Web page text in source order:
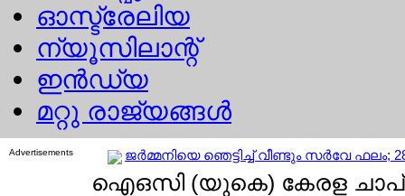
ഓസ്ട്രേലിയ
ന്യൂസിലാന്റ്
ഇന്‍ഡ്യ
മറ്റു രാജ്യങ്ങള്‍
Advertisements ജര്‍മ്മനിയെ ഞെട്ടിച്ച് വീണ്ടും സര്‍വേ
ഐഒസി (യുകെ) കേരള